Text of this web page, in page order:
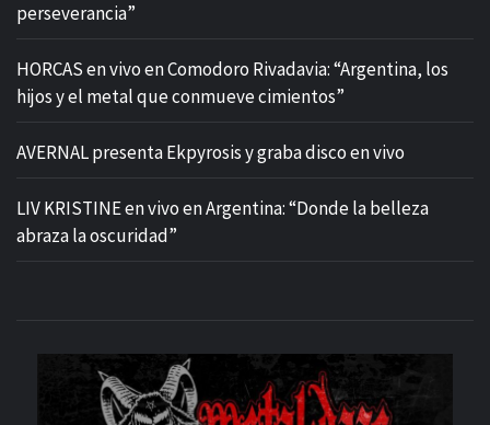
perseverancia”
HORCAS en vivo en Comodoro Rivadavia: “Argentina, los
hijos y el metal que conmueve cimientos”
AVERNAL presenta Ekpyrosis y graba disco en vivo
LIV KRISTINE en vivo en Argentina: “Donde la belleza
abraza la oscuridad”